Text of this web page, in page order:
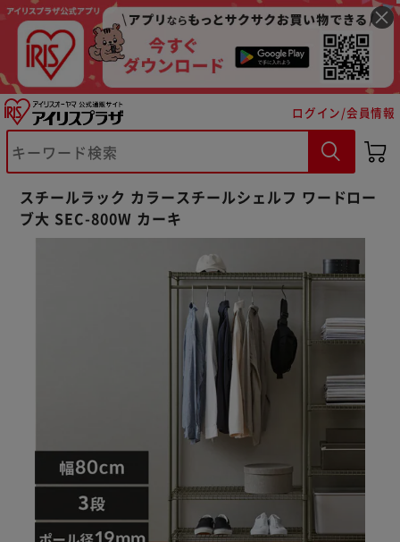
ログイン/会員情報
スチールラック カラースチールシェルフ ワードロー
ブ大 SEC-800W カーキ
カートに入れる 購入手続きへ